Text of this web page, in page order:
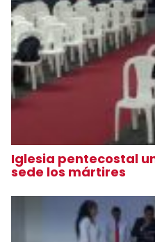
Iglesia pentecostal
sede los mártires